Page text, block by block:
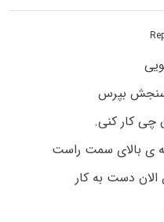
سنجش بپرس
ی بالای سمت راست
دست به کار